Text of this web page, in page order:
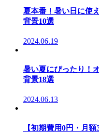
夏本番！暑い日に使
背景10選
2024.06.19
暑い夏にぴったり！
背景18選
2024.06.13
【初期費用0円・月